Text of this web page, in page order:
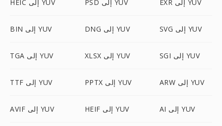
HEIC إلى YUV PSD إلى YUV EXR إلى YUV
BIN إلى YUV DNG إلى YUV SVG إلى YUV
TGA إلى YUV XLSX إلى YUV SGI إلى YUV
TTF إلى YUV PPTX إلى YUV ARW إلى YUV
AVIF إلى YUV HEIF إلى YUV AI إلى YUV